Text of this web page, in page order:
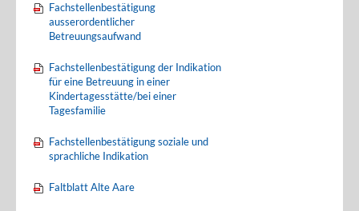
Fachstellenbestätigung
ausserordentlicher
Betreuungsaufwand
Fachstellenbestätigung der Indikation
für eine Betreuung in einer
Kindertagesstätte/bei einer
Tagesfamilie
Fachstellenbestätigung soziale und
sprachliche Indikation
Faltblatt Alte Aare